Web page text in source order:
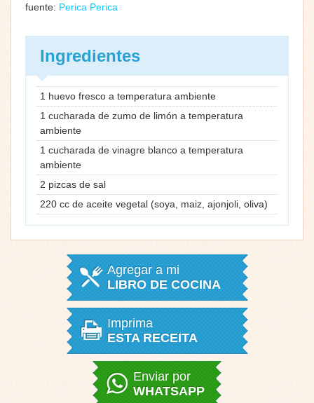
fuente: Perica Perica
Ingredientes
1 huevo fresco a temperatura ambiente
1 cucharada de zumo de limón a temperatura
ambiente
1 cucharada de vinagre blanco a temperatura
ambiente
2 pizcas de sal
220 cc de aceite vegetal (soya, maiz, ajonjoli, oliva)
Agregar a mi
LIBRO DE COCINA
Imprima
ESTA RECEITA
Enviar por
WHATSAPP